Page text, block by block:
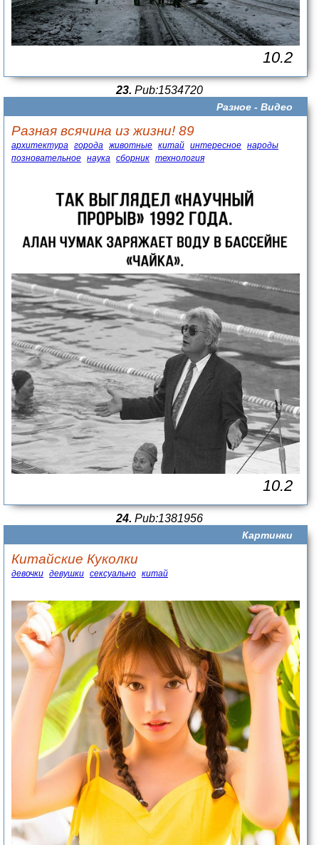
10.2
23. Pub:1534720
Разное - Видео
Разная всячина из жизни! 89
архитектура города животные китай интересное народы
позновательное наука сборник технология
10.2
24. Pub:1381956
Картинки
Китайские Куколки
девочки девушки сексуально китай